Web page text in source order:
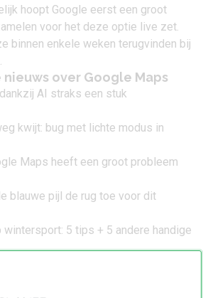
hoopt Google eerst een groot
voor het deze optie live zet.
binnen enkele weken terugvinden bij
over Google Maps
AI straks een stuk
kwijt: bug met lichte modus in
Maps heeft een groot probleem
blauwe pijl de rug toe voor dit
5 tips + 5 andere handige